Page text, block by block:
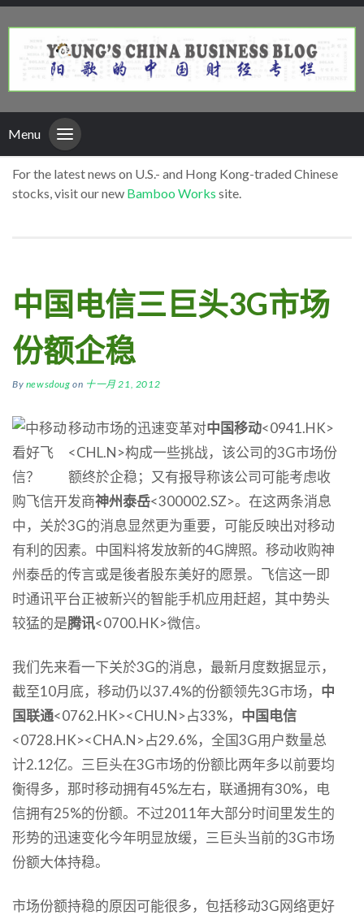
Menu
For the latest news on U.S.- and Hong Kong-traded Chinese
stocks, visit our new Bamboo Works site.
中国电信三巨头3G市场
份额企稳
By newsdoug on 十一月 21, 2012
移动市场的迅速变革对中国移动<0941.HK>
<CHL.N>构成一些挑战，该公司的3G市场份
额终於企稳；又有报导称该公司可能考虑收
购飞信开发商神州泰岳<300002.SZ>。在这两条消息
中，关於3G的消息显然更为重要，可能反映出对移动
有利的因素。中国料将发放新的4G牌照。移动收购神
州泰岳的传言或是後者股东美好的愿景。飞信这一即
时通讯平台正被新兴的智能手机应用赶超，其中势头
较猛的是腾讯<0700.HK>微信。
我们先来看一下关於3G的消息，最新月度数据显示，
截至10月底，移动仍以37.4%的份额领先3G市场， 中
国联通<0762.HK><CHU.N>占33%， 中国电信
<0728.HK><CHA.N>占29.6%，全国3G用户数量总
计2.12亿。三巨头在3G市场的份额比两年多以前要均
衡得多，那时移动拥有45%左右，联通拥有30%，电
信拥有25%的份额。不过2011年大部分时间里发生的
形势的迅速变化今年明显放缓，三巨头当前的3G市场
份额大体持稳。
市场份额持稳的原因可能很多，包括移动3G网络更好